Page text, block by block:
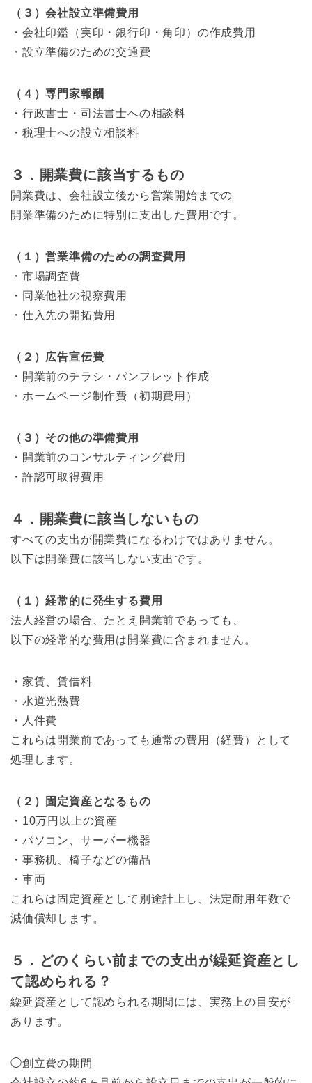
（３）会社設立準備費用
・会社印鑑（実印・銀行印・角印）の作成費用
・設立準備のための交通費
（４）専門家報酬
・行政書士・司法書士への相談料
・税理士への設立相談料
３．開業費に該当するもの
開業費は、会社設立後から営業開始までの
開業準備のために特別に支出した費用です。
（１）営業準備のための調査費用
・市場調査費
・同業他社の視察費用
・仕入先の開拓費用
（２）広告宣伝費
・開業前のチラシ・パンフレット作成
・ホームページ制作費（初期費用）
（３）その他の準備費用
・開業前のコンサルティング費用
・許認可取得費用
４．開業費に該当しないもの
すべての支出が開業費になるわけではありません。
以下は開業費に該当しない支出です。
（１）経常的に発生する費用
法人経営の場合、たとえ開業前であっても、
以下の経常的な費用は開業費に含まれません。
・家賃、賃借料
・水道光熱費
・人件費
これらは開業前であっても通常の費用（経費）として
処理します。
（２）固定資産となるもの
・10万円以上の資産
・パソコン、サーバー機器
・事務机、椅子などの備品
・車両
これらは固定資産として別途計上し、法定耐用年数で
減価償却します。
５．どのくらい前までの支出が繰延資産とし
て認められる？
繰延資産として認められる期間には、実務上の目安が
あります。
◯創立費の期間